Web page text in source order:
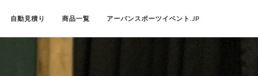
自動見積り 商品一覧 アーバンスポーツイベント.JP